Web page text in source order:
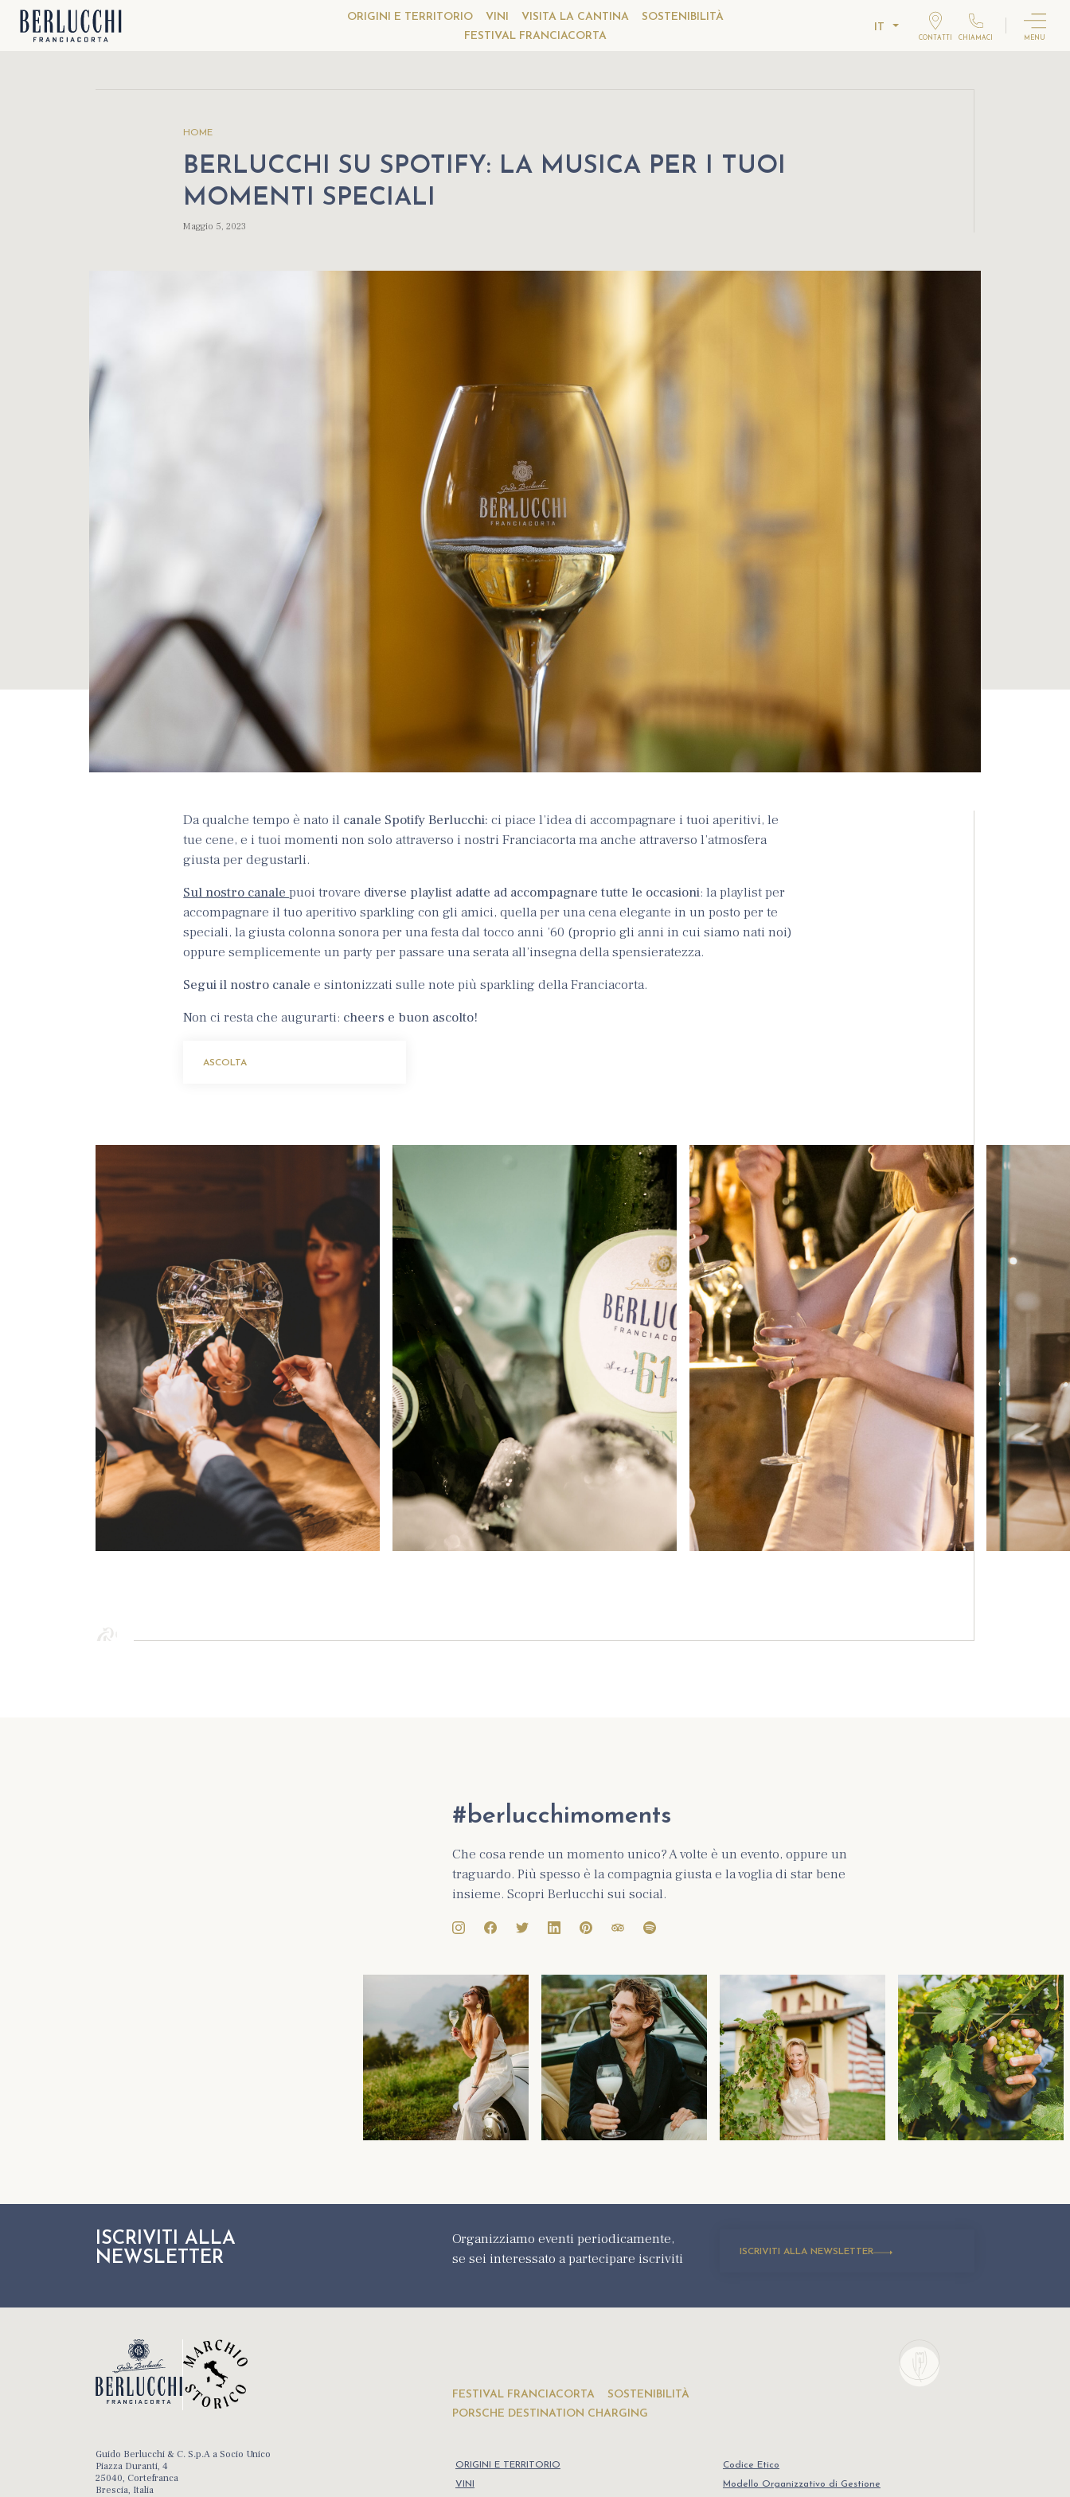
ORIGINI E TERRITORIO VINI VISITA LA CANTINA
SOSTENIBILITÀ
FESTIVAL FRANCIACORTA
IT
CONTATTI CHIAMACI MENU
HOME
BERLUCCHI SU SPOTIFY: LA MUSICA PER I TUOI
MOMENTI SPECIALI
Maggio 5, 2023
Da qualche tempo è nato il canale Spotify Berlucchi:ci piace l’idea di accompagnare i tuoi aperitivi, le
tue cene, e i tuoi momenti non solo attraverso i nostri Franciacorta ma anche attraverso l’atmosfera
giusta per degustarli.
Sul nostro canalepuoi trovare diverse playlist adatte ad accompagnare tutte le occasioni: la playlist per
accompagnare il tuo aperitivo sparkling con gli amici, quella per una cena elegante in un posto per te
speciali, la giusta colonna sonora per una festa dal tocco anni ’60 (proprio gli anni in cui siamo nati noi)
oppure semplicemente un party per passare una serata all’insegna della spensieratezza.
Segui il nostro canale e sintonizzati sulle note più sparkling della Franciacorta.
Non ci resta che augurarti: cheers e buon ascolto!
ASCOLTA
#berlucchimoments
Che cosa rende un momento unico? A volte è un evento, oppure un
traguardo. Più spesso è la compagnia giusta e la voglia di star bene
insieme. Scopri Berlucchi sui social.
ISCRIVITI ALLA
NEWSLETTER
Organizziamo eventi periodicamente,
se sei interessato a partecipare iscriviti
ISCRIVITI ALLA NEWSLETTER
Guido Berlucchi & C. S.p.A a Socio Unico
Piazza Duranti, 4
25040, Cortefranca
Brescia, Italia
FESTIVAL FRANCIACORTA
SOSTENIBILITÀ
PORSCHE DESTINATION CHARGING
ORIGINI E TERRITORIO
VINI
Codice Etico
Modello Organizzativo di Gestione